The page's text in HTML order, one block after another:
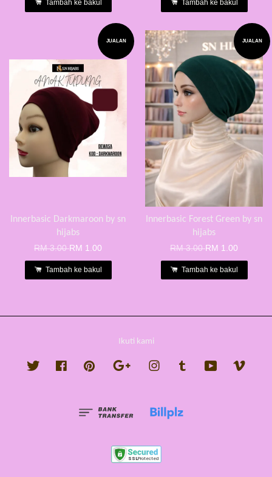
Tambah ke bakul Tambah ke bakul
JUALAN
Innerbasic Darkmaroon by sn
hijabs
RM 3.00RM 1.00
Tambah ke bakul
JUALAN
Innerbasic Forest Green by sn
hijabs
RM 3.00RM 1.00
Tambah ke bakul
Ikuti kami
Twitter FacebookPinterest Google InstagramTumblr YouTube